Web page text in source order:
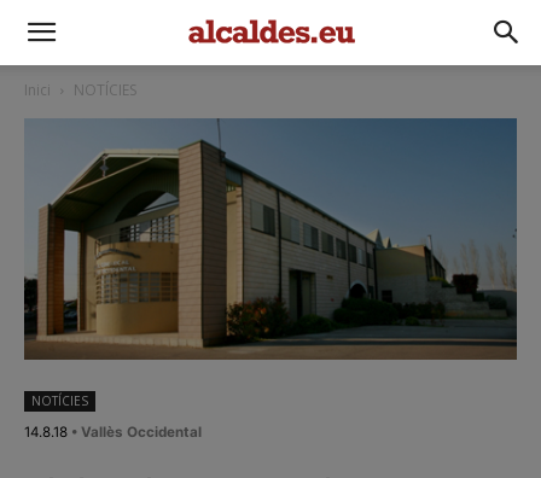
Inici NOTÍCIES
NOTÍCIES
14.8.18 • Vallès Occidental